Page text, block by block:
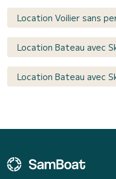
Location Voilier sans
Location Bateau avec
Location Bateau avec